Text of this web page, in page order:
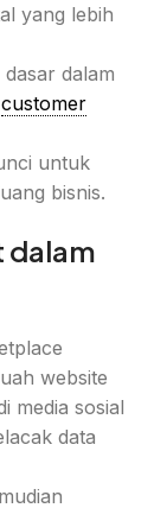
yang lebih
dasar dalam
customer
untuk
bisnis.
dalam
website
media sosial
data